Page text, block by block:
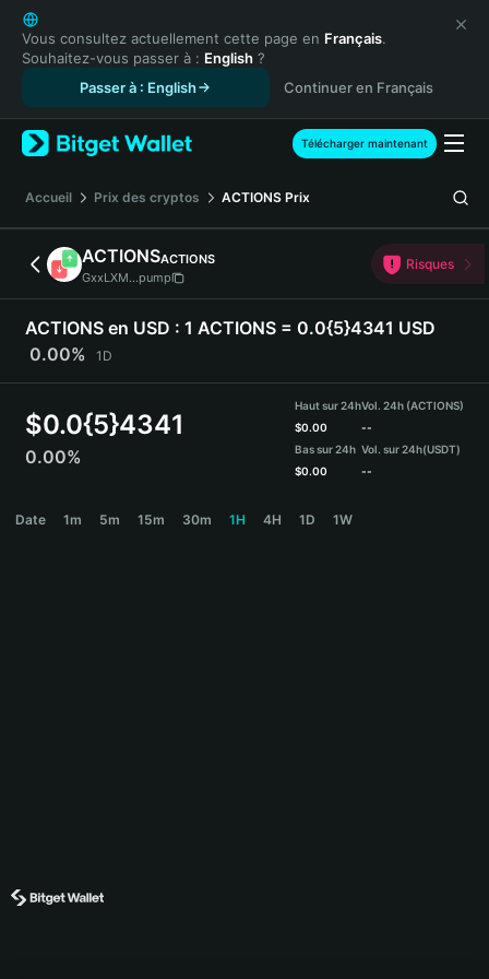
English
日本語
Tiếng Việt
Español (Latinoamérica)
Türkçe
Français
Deutsch
简体中文
繁體中文
Português (Portugal)
Bahasa Indonesia
ภาษาไทย
हिन्दी
Español
Português (Brasil)
Vous consultez actuellement cette page en Français.
Souhaitez-vous passer à : English ?
Passer à : English
Continuer en Français
Télécharger maintenant
Accueil Prix des cryptos ACTIONS Prix
ACTIONSACTIONS
GxxLXM...pump
Risques
ACTIONS en USD : 1 ACTIONS = 0.0{5}4341 USD
0.00%
1D
$0.0{5}4341
0.00%
Haut sur 24h
$0.00
Bas sur 24h
$0.00
Vol. 24h (ACTIONS)
--
Vol. sur 24h(USDT)
--
Date 1m 5m 15m 30m 1H 4H 1D 1W